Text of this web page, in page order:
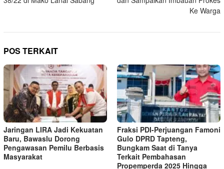
Ke Warga
POS TERKAIT
Jaringan LIRA Jadi Kekuatan
Baru, Bawaslu Dorong
Pengawasan Pemilu Berbasis
Masyarakat
Fraksi PDI-Perjuangan Famoni
Gulo DPRD Tapteng,
Bungkam Saat di Tanya
Terkait Pembahasan
Propemperda 2025 Hingga